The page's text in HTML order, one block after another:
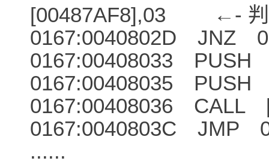
[00487AF8],03 ←- 判
0167:0040802D JNZ
0167:00408033 PUSH
0167:00408035 PUSH
0167:00408036 CALL
0167:0040803C JMP
......